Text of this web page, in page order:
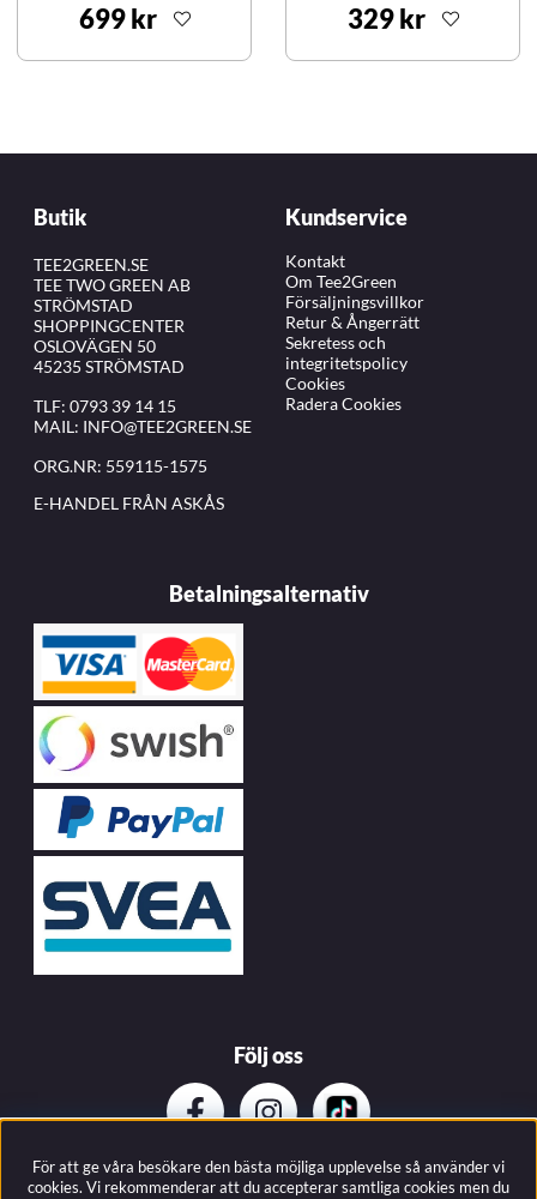
699 kr 329 kr
Butik
TEE2GREEN.SE
TEE TWO GREEN AB
STRÖMSTAD
SHOPPINGCENTER
OSLOVÄGEN 50
45235 STRÖMSTAD
TLF: 0793 39 14 15
MAIL: INFO@TEE2GREEN.SE
ORG.NR: 559115-1575
E-HANDEL FRÅN ASKÅS
Kundservice
Kontakt
Om Tee2Green
Försäljningsvillkor
Retur & Ångerrätt
Sekretess och
integritetspolicy
Cookies
Radera Cookies
Betalningsalternativ
Följ oss
Prenumerera på vårat nyhetsbrev
För att ge våra besökare den bästa möjliga upplevelse så använder vi
cookies. Vi rekommenderar att du accepterar samtliga cookies men du